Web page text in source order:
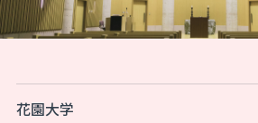
花園大学